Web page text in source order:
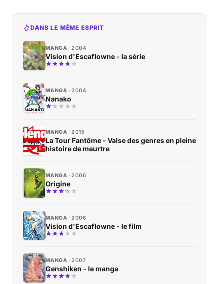
DANS LE MÊME ESPRIT
MANGA 2004
Vision d'Escaflowne - la série
MANGA 2004
Nanako
MANGA 2015
La Tour Fantôme - Valse des genres en pleine
histoire de meurtre
MANGA 2006
Origine
MANGA 2006
Vision d'Escaflowne - le film
MANGA 2007
Genshiken - le manga